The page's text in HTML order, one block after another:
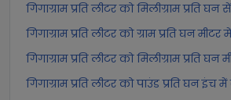
गिगाग्राम प्रति लीटर को मिलीग्राम प्रति
गिगाग्राम प्रति लीटर को ग्राम प्रति घन
गिगाग्राम प्रति लीटर को मिलीग्राम प्रति
गिगाग्राम प्रति लीटर को पाउंड प्रति घन इंच